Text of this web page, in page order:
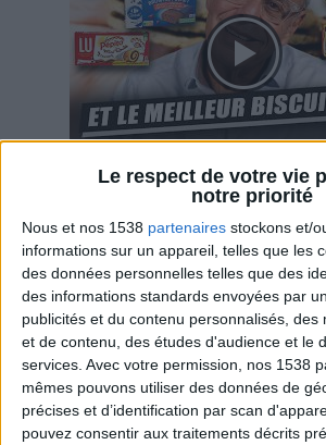
Le respect de votre vie
notre priorité
Nous et nos 1538 partenaires stockons et/
informations sur un appareil, telles que les
des données personnelles telles que des
des informations standards envoyées par
publicités et du contenu personnalisés, des
et de contenu, des études d'audience et le
services. Avec votre permission, nos 1538
mêmes pouvons utiliser des données de
précises et d’identification par scan
pouvez consentir aux traitements décrits
Savane, LU, Pepito, Harrys... Que
ces gâteaux ?
Webinaires en direct